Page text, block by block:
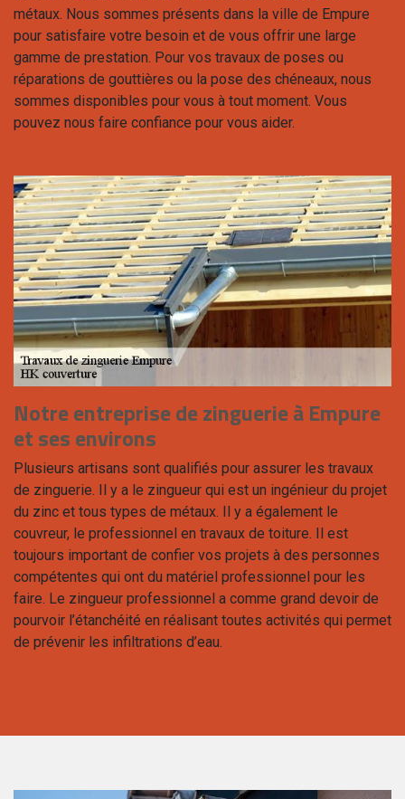
métaux. Nous sommes présents dans la ville de Empure
pour satisfaire votre besoin et de vous offrir une large
gamme de prestation. Pour vos travaux de poses ou
réparations de gouttières ou la pose des chéneaux, nous
sommes disponibles pour vous à tout moment. Vous
pouvez nous faire confiance pour vous aider.
Notre entreprise de zinguerie à Empure
et ses environs
Plusieurs artisans sont qualifiés pour assurer les travaux
de zinguerie. Il y a le zingueur qui est un ingénieur du projet
du zinc et tous types de métaux. Il y a également le
couvreur, le professionnel en travaux de toiture. Il est
toujours important de confier vos projets à des personnes
compétentes qui ont du matériel professionnel pour les
faire. Le zingueur professionnel a comme grand devoir de
pourvoir l’étanchéité en réalisant toutes activités qui permet
de prévenir les infiltrations d’eau.